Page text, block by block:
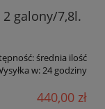
galony/7,8l.
średnia ilość
w:24 godziny
440,00 zł